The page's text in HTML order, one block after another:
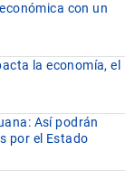
con un
la economía, el
Así podrán
por el Estado